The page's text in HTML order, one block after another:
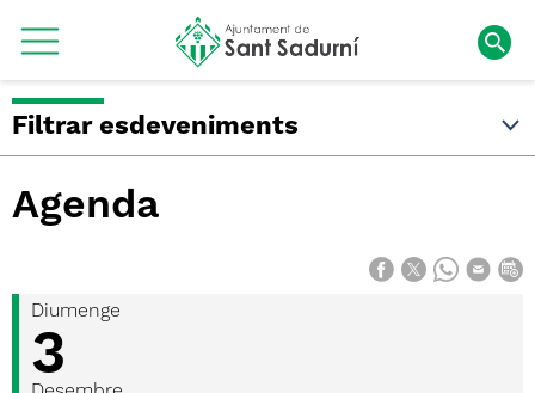
Filtrar esdeveniments
Agenda
Diumenge
3